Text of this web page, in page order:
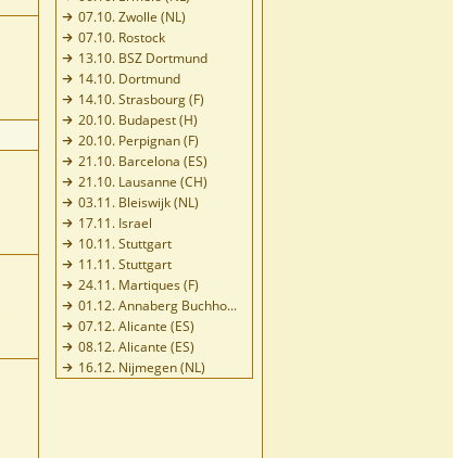
07.10. Zwolle (NL)
07.10. Rostock
13.10. BSZ Dortmund
14.10. Dortmund
14.10. Strasbourg (F)
20.10. Budapest (H)
20.10. Perpignan (F)
21.10. Barcelona (ES)
21.10. Lausanne (CH)
03.11. Bleiswijk (NL)
17.11. Israel
10.11. Stuttgart
11.11. Stuttgart
24.11. Martiques (F)
01.12. Annaberg Buchho...
07.12. Alicante (ES)
08.12. Alicante (ES)
16.12. Nijmegen (NL)